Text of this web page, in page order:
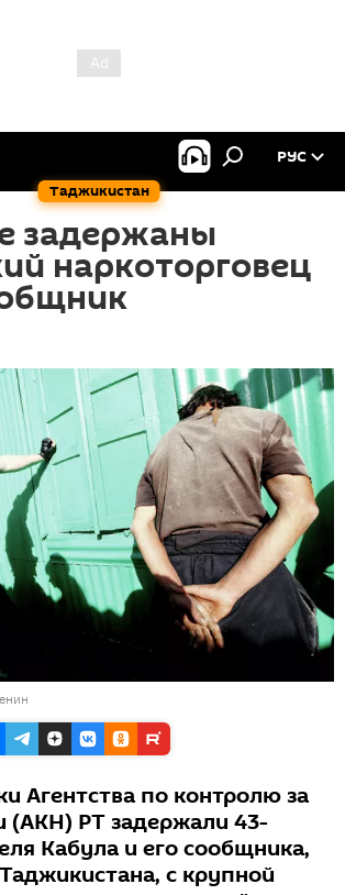
Таджикистан
РУС
задержаны
наркоторговец
Агентства по контролю за
(АКН) РТ задержали 43-
Кабула и его сообщника,
с крупной